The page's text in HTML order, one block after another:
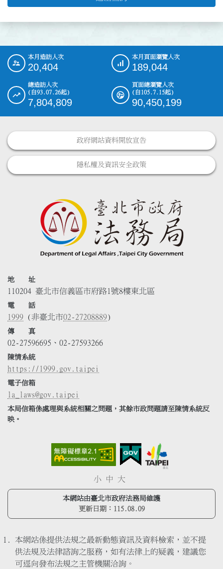
::: 本月造訪人次
20,404
本月頁面瀏覽人次
189,044
總造訪人次
(自93.07.26起)
7,804,809
頁面總瀏覽人次
(自105.7.15起)
90,450,199
政府網站資料開放宣告
隱私權及資訊安全政策
地 址
110204 臺北市信義區市府路1號8樓東北區
電 話
1999 (非臺北市02-27208889)
傳 真
02-27596695、02-27593266
陳情系統
https://1999.gov.taipei
電子信箱
la_laws@gov.taipei
本局信箱係處理與系統相關之問題，其餘市政問題請至陳情系統反
映。
小 中 大
本網站由臺北市政府法務局維護
更新日期： 115.08.09
本網站係提供法規之最新動態資訊及資料檢索，並不提
供法規及法律諮詢之服務，如有法律上的疑義，建議您
可逕向發布法規之主管機關洽詢。